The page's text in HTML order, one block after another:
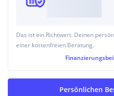
Das ist ein Richtwert. Deinen
einer kostenfreien Beratung.
Persönlichen